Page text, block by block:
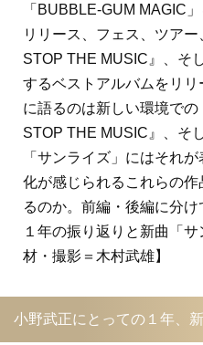
「BUBBLE-GUM MAGIC
リリース、フェス、ツア
STOP THE MUSIC』、そ
するベストアルバムをリ
に語るのは新しい環境で
STOP THE MUSIC』、そ
「サンライズ」にはそれ
化が感じられるこれらの
るのか。前編・後編に分
１年の振り返りと新曲「
材・撮影＝木村武雄】
小野武正にとっての１年、